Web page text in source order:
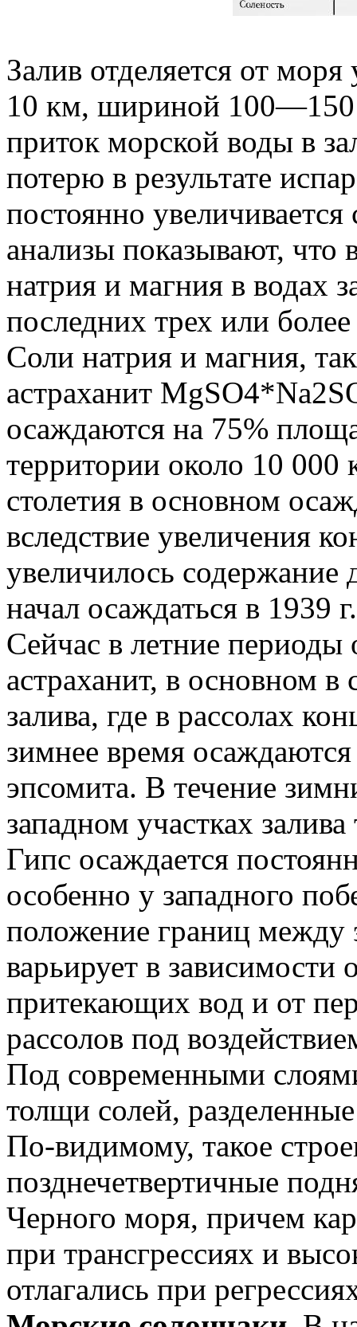
Залив отделяется от
10 км, шириной
приток морской воды в
потерю в результате
постоянно
анализы показывают, что
натрия и магния в водах
последних трех или
Соли натрия и магния,
астраханит
осаждаются на 75%
территории около 10
столетия в основном
вследствие увеличения
увеличилось содержание
начал осаждаться в 1939 г.
Сейчас в летние периоды
астраханит, в основном в
залива, где в рассолах
зимнее время
эпсомита. В течение
западном участках
Гипс осаждается
особенно у западного
положение границ
варьирует в зависимости
притекающих вод и от
рассолов под
Под современными
толщи солей,
По-видимому, такое
позднечетвертичные
Черного моря, причем
при трансгрессиях и
отлагались при